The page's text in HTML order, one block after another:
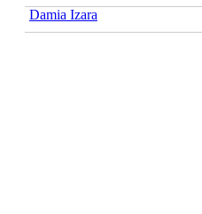
Damia Izara